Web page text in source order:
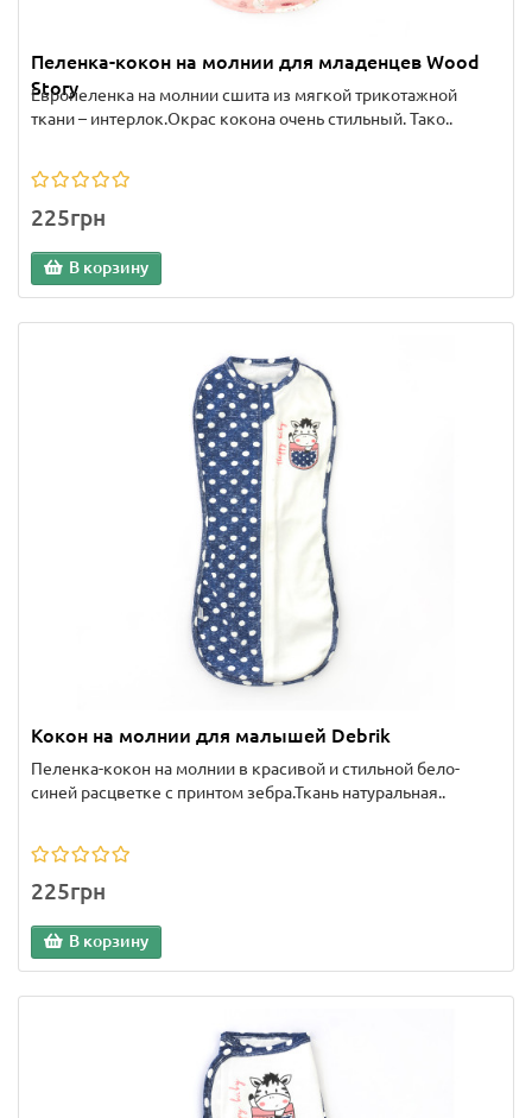
Пеленка-кокон на молнии для младенцев Wood
Story
Европеленка на молнии сшита из мягкой трикотажной
ткани – интерлок.Окрас кокона очень стильный. Тако..
225грн
В корзину
Кокон на молнии для малышей Debrik
Пеленка-кокон на молнии в красивой и стильной бело-
синей расцветке с принтом зебра.Ткань натуральная..
225грн
В корзину